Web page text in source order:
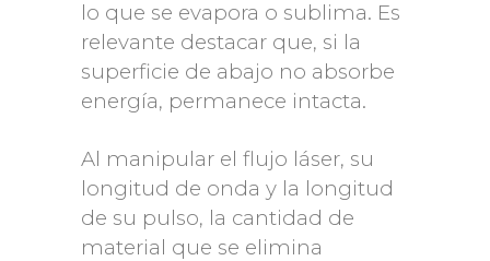
lo que se evapora o sublima. Es
relevante destacar que, si la
superficie de abajo no absorbe
energía, permanece intacta.
Al manipular el flujo láser, su
longitud de onda y la longitud
de su pulso, la cantidad de
material que se elimina